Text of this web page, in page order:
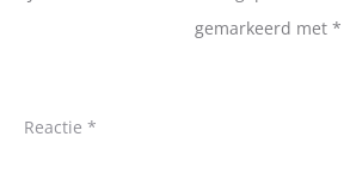
gemarkeerd met *
Reactie *